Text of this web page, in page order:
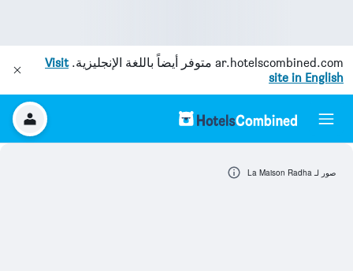
ar.hotelscombined.com متوفر أيضاً باللغة الإنجليزية.Visit
site in English
صور لـ La Maison Radha